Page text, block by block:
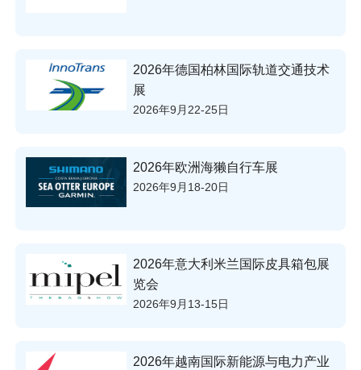
2026年德国柏林国际轨道交通技术
展
2026年9月22-25日
2026年欧洲海獭自行车展
2026年9月18-20日
2026年意大利米兰国际皮具箱包展
览会
2026年9月13-15日
2026年越南国际新能源与电力产业